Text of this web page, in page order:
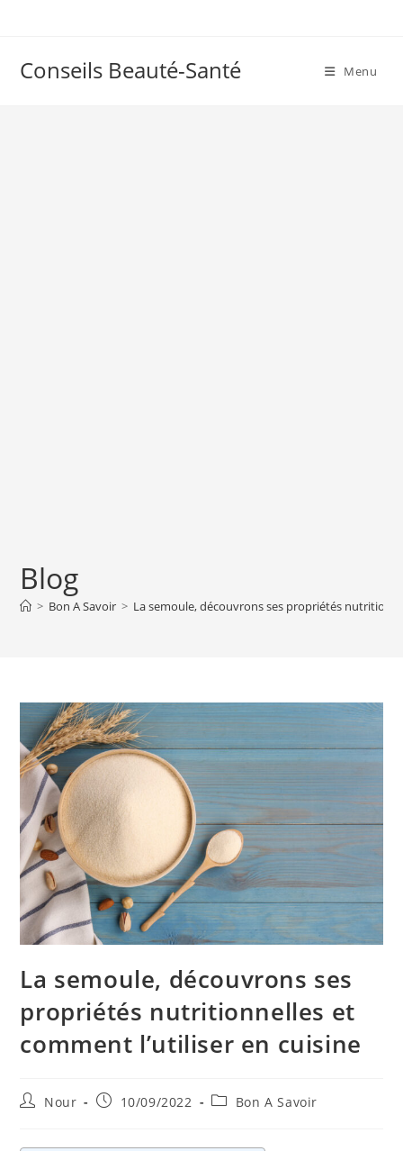
Conseils Beauté-Santé Menu
Blog
> Bon A Savoir > La semoule, découvrons ses propriétés
La semoule, découvrons ses
propriétés nutritionnelles et
comment l’utiliser en cuisine
Auteur/autrice
Nour
Publication
10/09/2022
PostBon A Savoir